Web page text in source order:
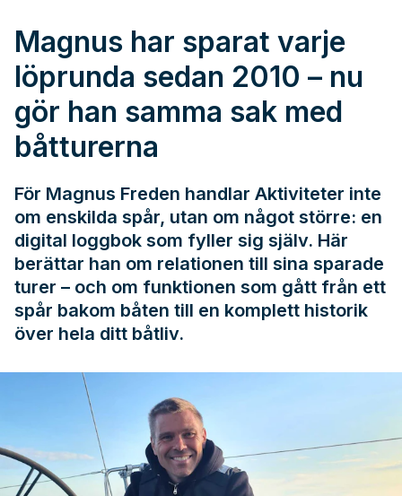
Magnus har sparat varje
löprunda sedan 2010 – nu
gör han samma sak med
båtturerna
För Magnus Freden handlar Aktiviteter inte
om enskilda spår, utan om något större: en
digital loggbok som fyller sig själv. Här
berättar han om relationen till sina sparade
turer – och om funktionen som gått från ett
spår bakom båten till en komplett historik
över hela ditt båtliv.